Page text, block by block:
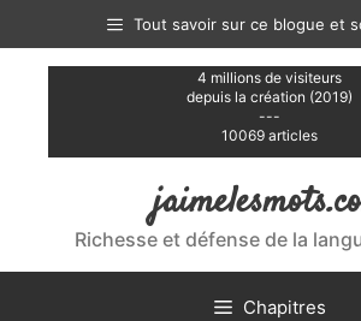
contenu
Tout savoir sur ce blogue et
4 millions de visiteurs
depuis la création (2019)
---
10069 articles
Richesse et défense de la
Chapitres